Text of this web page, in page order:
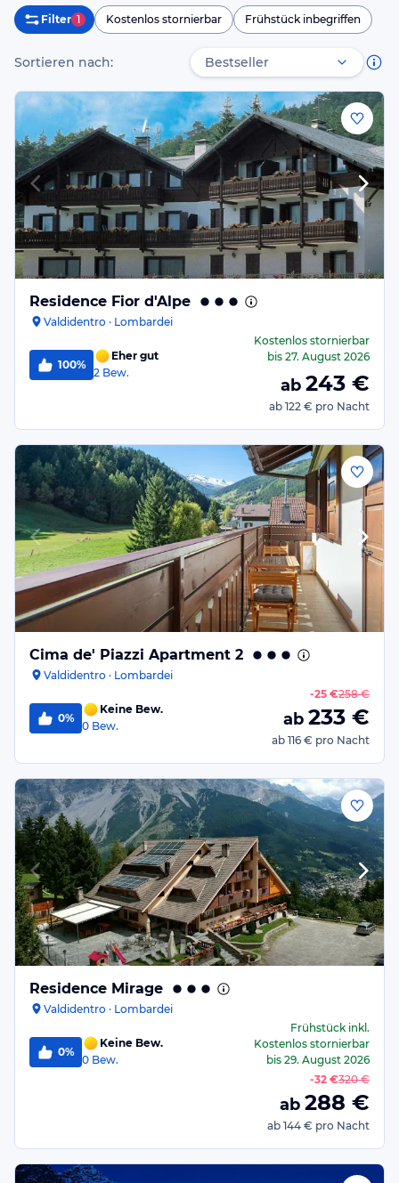
Filter 1 Kostenlos stornierbar Frühstück inbegriffen
Sortieren nach:
Residence Fior d'Alpe
Valdidentro · Lombardei
100%
Eher gut
2 Bew.
Kostenlos stornierbar
bis 27. August 2026
ab 243 €
ab 122 € pro Nacht
Cima de' Piazzi Apartment 2
Valdidentro · Lombardei
0%
Keine Bew.
0 Bew.
-25 €258 €
ab 233 €
ab 116 € pro Nacht
Residence Mirage
Valdidentro · Lombardei
0%
Keine Bew.
0 Bew.
Frühstückinkl.
Kostenlos stornierbar
bis 29. August 2026
-32 €320 €
ab 288 €
ab 144 € pro Nacht